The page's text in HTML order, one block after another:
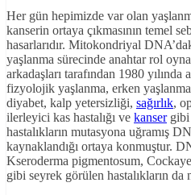
Her gün hepimizde var olan
kanserin ortaya çıkmasının temel
hasarlarıdır. Mitokondriyal
yaşlanma sürecinde anahtar rol
arkadaşları tarafından 1980 yılında
fizyolojik yaşlanma, erken
diyabet, kalp yetersizliği, sağırlık,
ilerleyici kas hastalığı ve kansergibi
hastalıkların mutasyona uğramış
kaynaklandığı ortaya konmuştur.
Kseroderma pigmentosum,
gibi seyrek görülen hastalıkların da